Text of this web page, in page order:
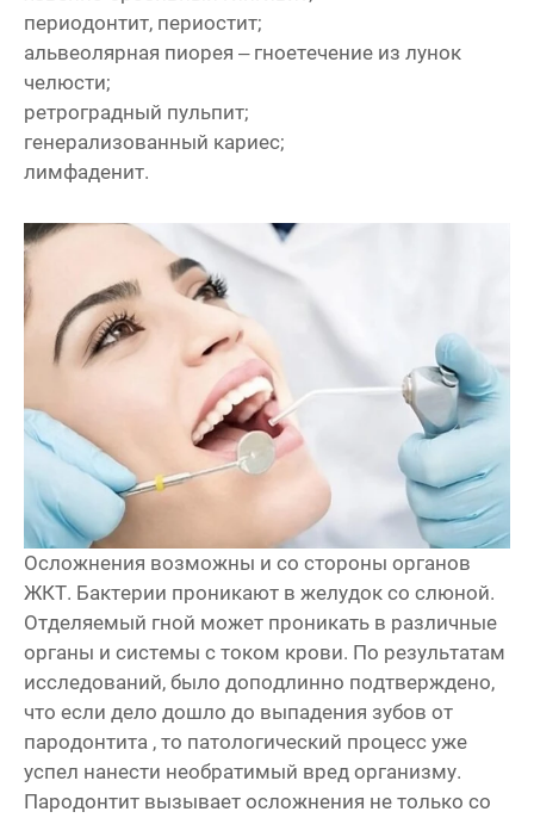
периодонтит, периостит;
альвеолярная пиорея – гноетечение из лунок
челюсти;
ретроградный пульпит;
генерализованный кариес;
лимфаденит.
Осложнения возможны и со стороны органов
ЖКТ. Бактерии проникают в желудок со слюной.
Отделяемый гной может проникать в различные
органы и системы с током крови. По результатам
исследований, было доподлинно подтверждено,
что если дело дошло до выпадения зубов от
пародонтита , то патологический процесс уже
успел нанести необратимый вред организму.
Пародонтит вызывает осложнения не только со